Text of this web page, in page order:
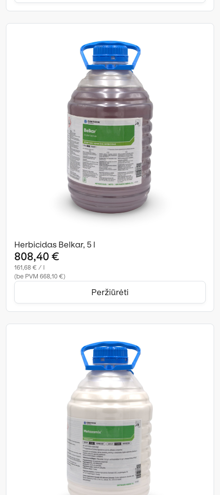
Herbicidas Belkar, 5 l
808,40 €
161,68 € / l
(be PVM 668,10 €)
Peržiūrėti